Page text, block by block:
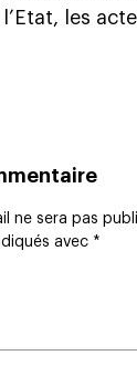
les
ne sera pas
avec *